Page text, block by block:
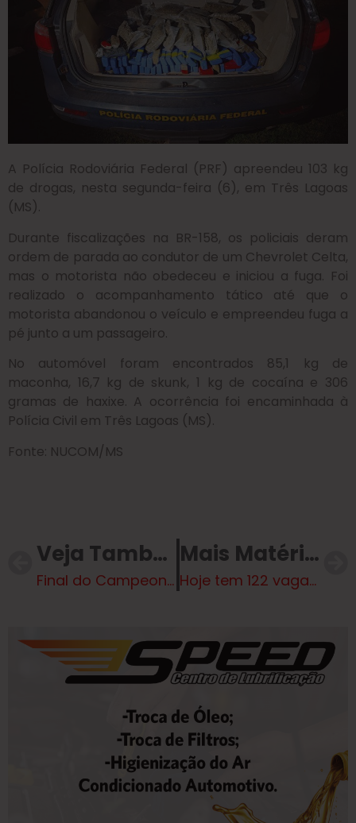
A Polícia Rodoviária Federal (PRF) apreendeu 103 kg
de drogas, nesta segunda-feira (6), em Três Lagoas
(MS).
Durante fiscalizações na BR-158, os policiais deram
ordem de parada ao condutor de um Chevrolet Celta,
mas o motorista não obedeceu e iniciou a fuga. Foi
realizado o acompanhamento tático até que o
motorista abandonou o veículo e empreendeu fuga a
pé junto a um passageiro.
No automóvel foram encontrados 85,1 kg de
maconha, 16,7 kg de skunk, 1 kg de cocaína e 306
gramas de haxixe. A ocorrência foi encaminhada à
Polícia Civil em Três Lagoas (MS).
Fonte: NUCOM/MS
Veja Também
Final do Campeonato Municipal de Futebol de Base anima fim de semana em Três Lagoas
Mais Matérias
Hoje tem 122 vagas de emprego te esperando na Casa do Trabalhador em Três Lagoas